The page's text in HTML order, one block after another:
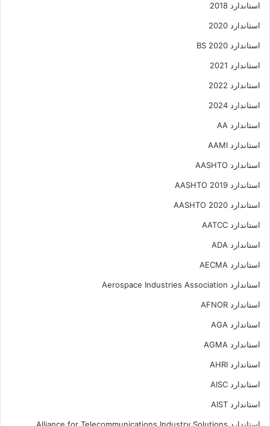
استاندارد 2018
استاندارد 2020
استاندارد 2020 BS
استاندارد 2021
استاندارد 2022
استاندارد 2024
استاندارد AA
استاندارد AAMI
استاندارد AASHTO
استاندارد AASHTO 2019
استاندارد AASHTO 2020
استاندارد AATCC
استاندارد ADA
استاندارد AECMA
استاندارد Aerospace Industries Association
استاندارد AFNOR
استاندارد AGA
استاندارد AGMA
استاندارد AHRI
استاندارد AISC
استاندارد AIST